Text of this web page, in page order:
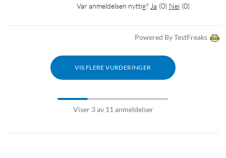
Var anmeldelsen nyttig? Ja (0) Nei (0)
Powered By TestFreaks
VIS FLERE VURDERINGER
Viser 3 av 11 anmeldelser